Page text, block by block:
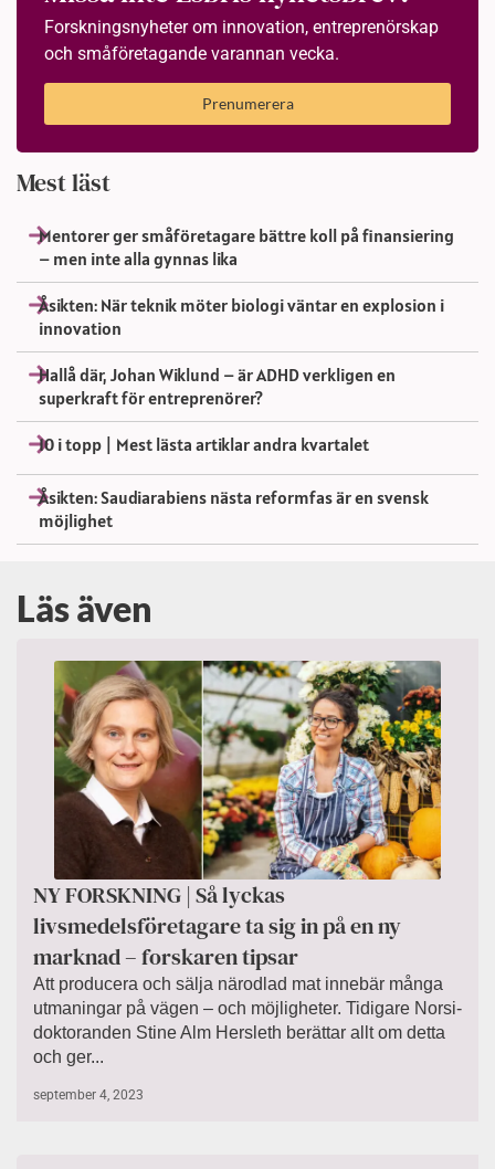
Forskningsnyheter om innovation, entreprenörskap
och småföretagande varannan vecka.
Prenumerera
Mest läst
Mentorer ger småföretagare bättre koll på finansiering
– men inte alla gynnas lika
Åsikten: När teknik möter biologi väntar en explosion i
innovation
Hallå där, Johan Wiklund – är ADHD verkligen en
superkraft för entreprenörer?
10 i topp | Mest lästa artiklar andra kvartalet
Åsikten: Saudiarabiens nästa reformfas är en svensk
möjlighet
Läs även
NY FORSKNING | Så lyckas
livsmedelsföretagare ta sig in på en ny
marknad – forskaren tipsar
Att producera och sälja närodlad mat innebär många
utmaningar på vägen – och möjligheter. Tidigare Norsi-
doktoranden Stine Alm Hersleth berättar allt om detta
och ger...
september 4, 2023